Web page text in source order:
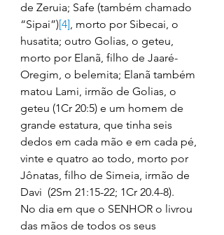
de Zeruia; Safe (também chamado
“Sipai”)[4], morto por Sibecai, o
husatita; outro Golias, o geteu,
morto por Elanã, filho de Jaaré-
Oregim, o belemita; Elanã também
matou Lami, irmão de Golias, o
geteu (1Cr 20:5) e um homem de
grande estatura, que tinha seis
dedos em cada mão e em cada pé,
vinte e quatro ao todo, morto por
Jônatas, filho de Simeia, irmão de
Davi  (2Sm 21:15-22; 1Cr 20.4-8).
No dia em que o SENHOR o livrou
das mãos de todos os seus